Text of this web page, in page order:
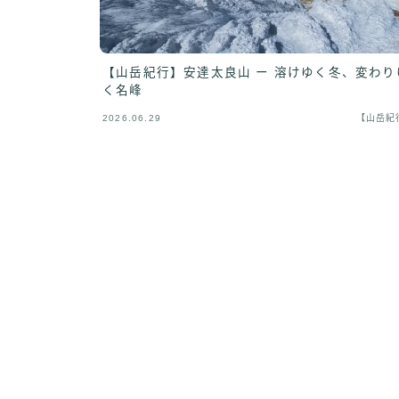
【山岳紀行】安達太良山 ー 溶けゆく冬、変わり
く名峰
2026.06.29 【山岳紀